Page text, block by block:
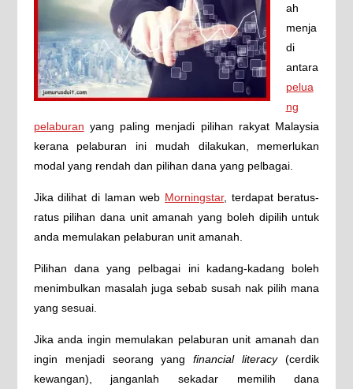
ah
menja
di
antara
pelua
ng
pelaburan yang paling menjadi pilihan rakyat Malaysia
kerana pelaburan ini mudah dilakukan, memerlukan
modal yang rendah dan pilihan dana yang pelbagai.
Jika dilihat di laman web Morningstar, terdapat beratus-
ratus pilihan dana unit amanah yang boleh dipilih untuk
anda memulakan pelaburan unit amanah.
Pilihan dana yang pelbagai ini kadang-kadang boleh
menimbulkan masalah juga sebab susah nak pilih mana
yang sesuai.
Jika anda ingin memulakan pelaburan unit amanah dan
ingin menjadi seorang yangfinancial literacy(cerdik
kewangan), janganlah sekadar memilih dana